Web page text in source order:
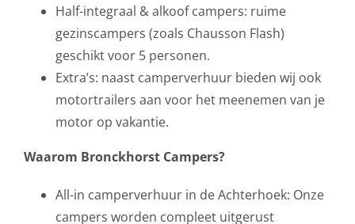
Half-integraal & alkoof campers: ruime
gezinscampers (zoals Chausson Flash)
geschikt voor 5 personen.
Extra’s: naast camperverhuur bieden wij ook
motortrailers aan voor het meenemen van je
motor op vakantie.
Waarom Bronckhorst Campers?
All-in camperverhuur in de Achterhoek: Onze
campers worden compleet uitgerust